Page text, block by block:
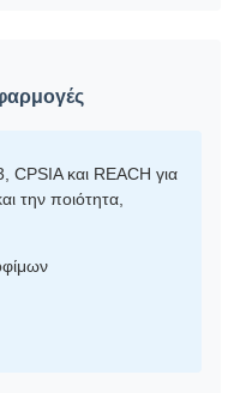
CPSIA και REACH για
την ποιότητα,